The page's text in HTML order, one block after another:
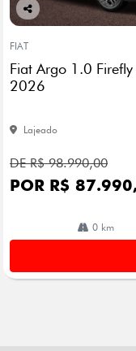
Co
arti
lhe
FIAT
Fiat Argo 1.0
2026
Lajeado
DE R$ 98.990,00
POR R$
0 km